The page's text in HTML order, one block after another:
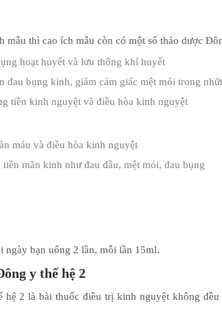
mẫu thì cao ích mẫu còn có một số thảo dược
hoạt huyết và lưu thông khí huyết
đau bụng kinh, giảm cảm giác mệt mỏi trong
tiền kinh nguyệt và điều hòa kinh nguyệt
máu và điều hòa kinh nguyệt
mãn kinh như đau đầu, mệt mỏi, đau bụng
bạn uống 2 lần, mỗi lần 15ml.
y thế hệ 2
hệ 2 là bài thuốc điều trị kinh nguyệt không